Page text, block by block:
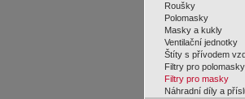
Roušky
Polomasky
Masky a kukly
Ventilační jednotky
Štíty s přívodem
Filtry pro polomasky
Filtry pro masky
Náhradní díly a